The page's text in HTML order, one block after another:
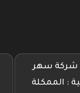
شركة سهر
: الممكلة